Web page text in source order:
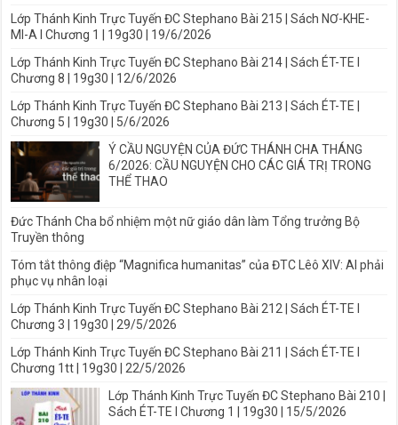
Lớp Thánh Kinh Trực Tuyến ĐC Stephano Bài 215 | Sách NƠ-KHE-
MI-A I Chương 1 | 19g30 | 19/6/2026
Lớp Thánh Kinh Trực Tuyến ĐC Stephano Bài 214 | Sách ÉT-TE I
Chương 8 | 19g30 | 12/6/2026
Lớp Thánh Kinh Trực Tuyến ĐC Stephano Bài 213 | Sách ÉT-TE |
Chương 5 | 19g30 | 5/6/2026
Ý CẦU NGUYỆN CỦA ĐỨC THÁNH CHA THÁNG
6/2026: CẦU NGUYỆN CHO CÁC GIÁ TRỊ TRONG
THỂ THAO
Đức Thánh Cha bổ nhiệm một nữ giáo dân làm Tổng trưởng Bộ
Truyền thông
Tóm tắt thông điệp “Magnifica humanitas” của ĐTC Lêô XIV: AI phải
phục vụ nhân loại
Lớp Thánh Kinh Trực Tuyến ĐC Stephano Bài 212 | Sách ÉT-TE I
Chương 3 | 19g30 | 29/5/2026
Lớp Thánh Kinh Trực Tuyến ĐC Stephano Bài 211 | Sách ÉT-TE I
Chương 1tt | 19g30 | 22/5/2026
Lớp Thánh Kinh Trực Tuyến ĐC Stephano Bài 210 |
Sách ÉT-TE I Chương 1 | 19g30 | 15/5/2026